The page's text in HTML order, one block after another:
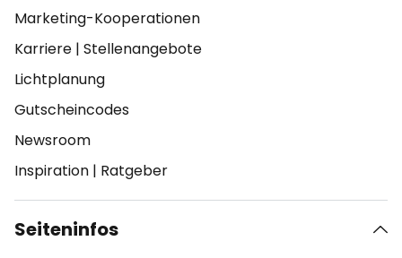
Marketing-Kooperationen
Karriere | Stellenangebote
Lichtplanung
Gutscheincodes
Newsroom
Inspiration | Ratgeber
Seiteninfos